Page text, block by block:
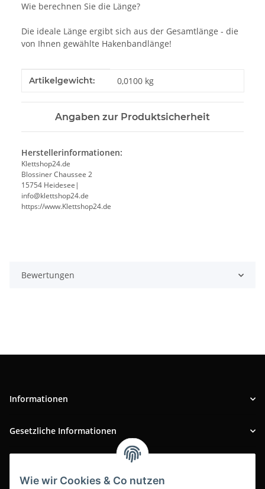
Wie wir Cookies & Co nutzen
Wie berechnen Sie die Länge?
Die ideale Länge ergibt sich aus der Gesamtlänge - die
von Ihnen gewählte Hakenbandlänge!
Produkteigenschaft
Wert
Artikelgewicht: 0,0100 kg
Angaben zur Produktsicherheit
Herstellerinformationen:
Klettshop24.de
Blossiner Chaussee 2
15754 Heidesee|
info@klettshop24.de
https://www.Klettshop24.de
Bewertungen
Informationen
Gesetzliche Informationen